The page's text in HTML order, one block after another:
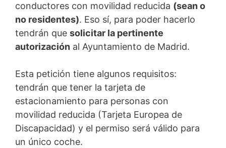
conductores con movilidad reducida (sean o
no residentes). Eso sí, para poder hacerlo
tendrán que solicitar la pertinente
autorización al Ayuntamiento de Madrid.
Esta petición tiene algunos requisitos:
tendrán que tener la tarjeta de
estacionamiento para personas con
movilidad reducida (Tarjeta Europea de
Discapacidad) y el permiso será válido para
un único coche.